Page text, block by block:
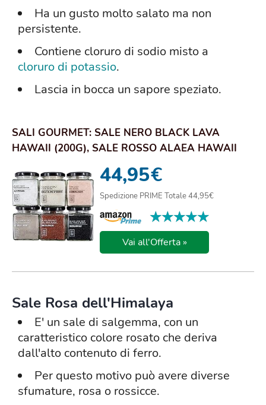
Ha un gusto molto salato ma non
persistente.
Contiene cloruro di sodio misto a
cloruro di potassio.
Lascia in bocca un sapore speziato.
SALI GOURMET: SALE NERO BLACK LAVA
HAWAII (200G), SALE ROSSO ALAEA HAWAII
44,95€
Spedizione PRIME Totale 44,95€
★★★★★
★★★★★
Vai all'Offerta »
Sale Rosa dell'Himalaya
E' un sale di salgemma, con un
caratteristico colore rosato che deriva
dall'alto contenuto di ferro.
Per questo motivo può avere diverse
sfumature, rosa o rossicce.